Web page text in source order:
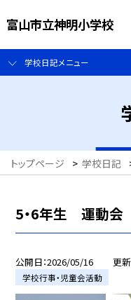
富山市立神明小学校
学校日記メニュー
トップページ > 学校日記
5・6年生 運動会
公開日 2026/05/16 更
学校行事・児童会活動